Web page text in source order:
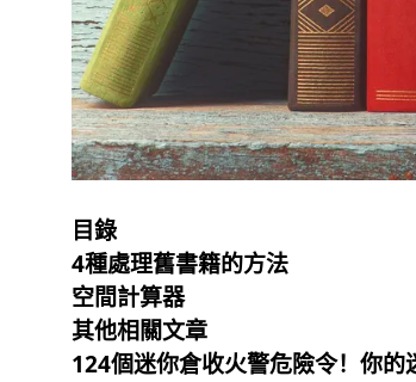
目錄
4種處理舊書籍的方法
空間計算器
其他相關文章
124個迷你倉收火警危險令！你的